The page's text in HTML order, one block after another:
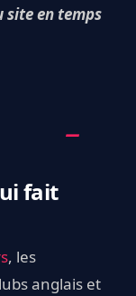
site en temps
fait
, les
anglais et